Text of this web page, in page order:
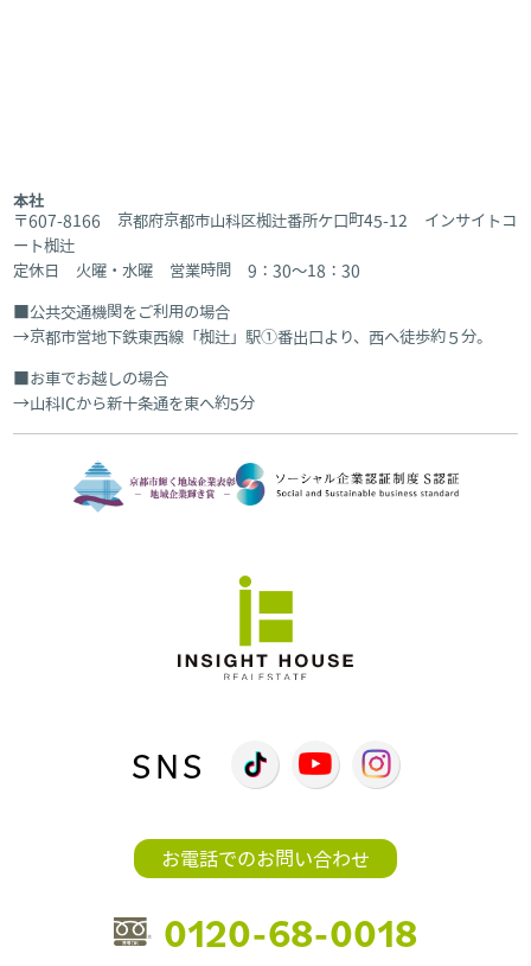
本社
〒607-8166 京都府京都市山科区椥辻番所ケ口町45-12 インサイトコ
ート椥辻
定休日 火曜・水曜 営業時間 9：30～18：30
公共交通機関をご利用の場合
京都市営地下鉄東西線「椥辻」駅①番出口より、西へ徒歩約５分。
お車でお越しの場合
山科ICから新十条通を東へ約5分
SNS
お電話でのお問い合わせ
0120-68-0018